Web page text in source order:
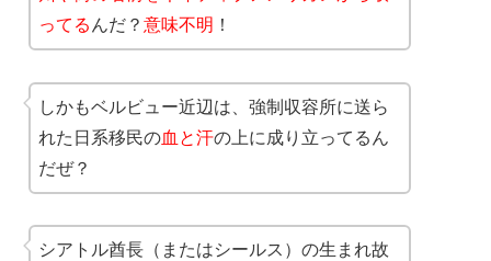
ってる んだ？ 意味不明 ！
しかもベルビュー近辺は、強制収容所に送ら
れた日系移民の血と汗の上に成り立ってるん
だぜ？
シアトル酋長（またはシールス）の生まれ故